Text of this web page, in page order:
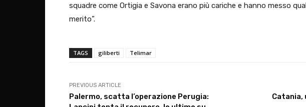
squadre come Ortigia e Savona erano più cariche e hanno messo
merito”.
TAGS giliberti Telimar
PREVIOUS ARTICLE
Palermo, scatta l’operazione Perugia:
Catania,